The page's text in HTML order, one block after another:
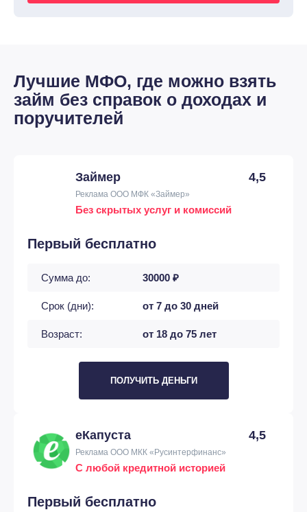
Лучшие МФО, где можно взять
займ без справок о доходах и
поручителей
Займер 4,5
Реклама ООО МФК «Займер»
Без скрытых услуг и комиссий
Первый бесплатно
Сумма до: 30000 ₽
Срок (дни): от 7 до 30 дней
Возраст: от 18 до 75 лет
ПОЛУЧИТЬ ДЕНЬГИ
еКапуста 4,5
Реклама ООО МКК «Русинтерфинанс»
С любой кредитной историей
Первый бесплатно